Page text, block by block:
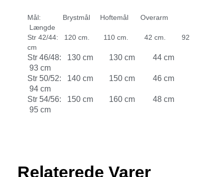
Mål: Brystmål Hoftemål Overarm
Længde
Str 42/44: 120 cm. 110 cm. 42 cm. 92
cm
Str 46/48: 130 cm 130 cm 44 cm
93 cm
Str 50/52: 140 cm 150 cm 46 cm
94 cm
Str 54/56: 150 cm 160 cm 48 cm
95 cm
Relaterede Varer